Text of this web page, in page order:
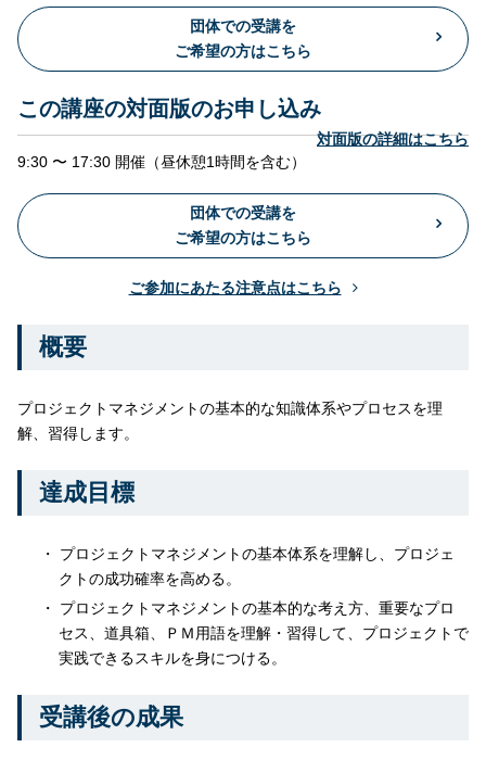
団体での受講を
ご希望の方はこちら
この講座の対面版のお申し込み
対面版の詳細はこちら
9:30 〜 17:30 開催（昼休憩1時間を含む）
団体での受講を
ご希望の方はこちら
ご参加にあたる注意点はこちら
概要
プロジェクトマネジメントの基本的な知識体系やプロセスを理
解、習得します。
達成目標
プロジェクトマネジメントの基本体系を理解し、プロジェ
クトの成功確率を高める。
プロジェクトマネジメントの基本的な考え方、重要なプロ
セス、道具箱、ＰＭ用語を理解・習得して、プロジェクトで
実践できるスキルを身につける。
受講後の成果